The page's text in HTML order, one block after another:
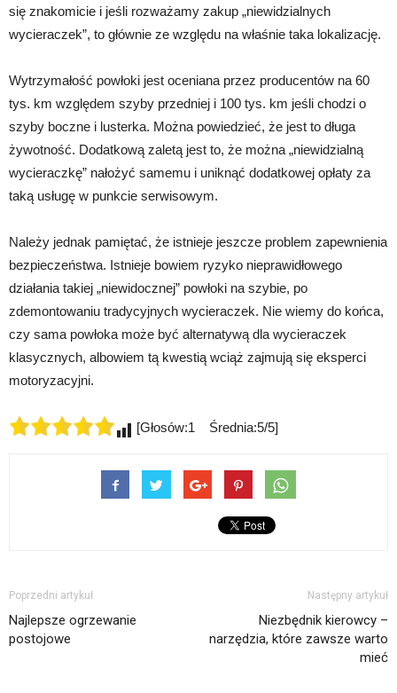
się znakomicie i jeśli rozważamy zakup „niewidzialnych
wycieraczek”, to głównie ze względu na właśnie taka lokalizację.
Wytrzymałość powłoki jest oceniana przez producentów na 60
tys. km względem szyby przedniej i 100 tys. km jeśli chodzi o
szyby boczne i lusterka. Można powiedzieć, że jest to długa
żywotność. Dodatkową zaletą jest to, że można „niewidzialną
wycieraczkę” nałożyć samemu i uniknąć dodatkowej opłaty za
taką usługę w punkcie serwisowym.
Należy jednak pamiętać, że istnieje jeszcze problem zapewnienia
bezpieczeństwa. Istnieje bowiem ryzyko nieprawidłowego
działania takiej „niewidocznej” powłoki na szybie, po
zdemontowaniu tradycyjnych wycieraczek. Nie wiemy do końca,
czy sama powłoka może być alternatywą dla wycieraczek
klasycznych, albowiem tą kwestią wciąż zajmują się eksperci
motoryzacyjni.
[Głosów:1 Średnia:5/5]
Poprzedni artykuł
Najlepsze ogrzewanie
postojowe
Następny artykuł
Niezbędnik kierowcy –
narzędzia, które zawsze warto
mieć